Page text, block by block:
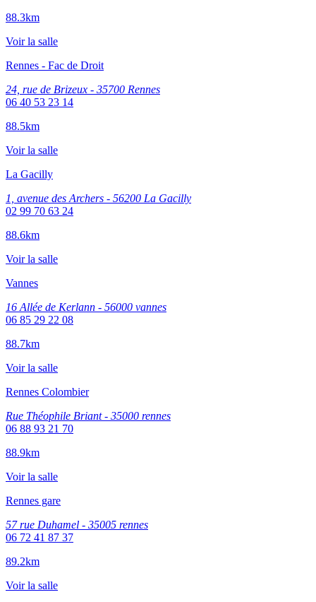
88.3km
Voir la salle
Rennes - Fac de Droit
24, rue de Brizeux - 35700 Rennes
06 40 53 23 14
88.5km
Voir la salle
La Gacilly
1, avenue des Archers - 56200 La Gacilly
02 99 70 63 24
88.6km
Voir la salle
Vannes
16 Allée de Kerlann - 56000 vannes
06 85 29 22 08
88.7km
Voir la salle
Rennes Colombier
Rue Théophile Briant - 35000 rennes
06 88 93 21 70
88.9km
Voir la salle
Rennes gare
57 rue Duhamel - 35005 rennes
06 72 41 87 37
89.2km
Voir la salle